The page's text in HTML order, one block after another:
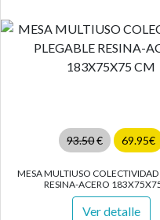
93.50€ 69.95€
MESA MULTIUSO COLECTIVIDAD
RESINA-ACERO
Ver detalle